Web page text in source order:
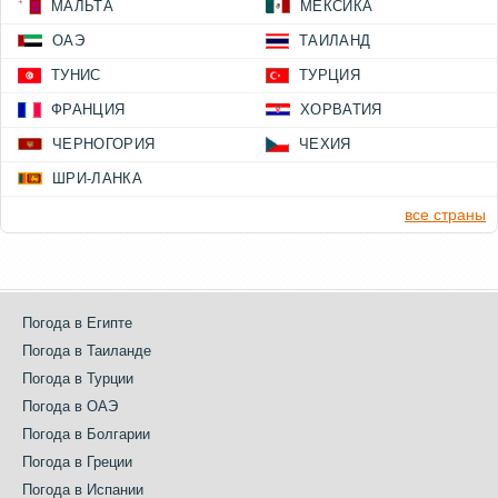
МАЛЬТА МЕКСИКА
ОАЭ ТАИЛАНД
ТУНИС ТУРЦИЯ
ФРАНЦИЯ ХОРВАТИЯ
ЧЕРНОГОРИЯ ЧЕХИЯ
ШРИ-ЛАНКА
все страны
Погода в Египте
Погода в Таиланде
Погода в Турции
Погода в ОАЭ
Погода в Болгарии
Погода в Греции
Погода в Испании